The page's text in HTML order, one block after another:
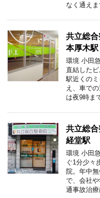
なく通え
共立総合
本厚木駅
環境 小田
直結したビ
駅近くの
え、車で
は夜9時ま
共立総合
経堂駅
環境 小田
ぐ1分少々
院。年中
で、会社
通事故治